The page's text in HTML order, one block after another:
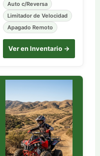
Auto c/Reversa
Limitador de Velocidad
Apagado Remoto
Ver en Inventario →